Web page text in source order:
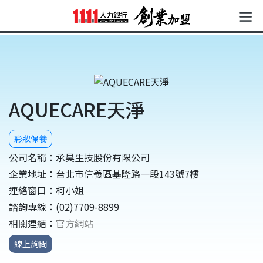
彩妝保養
公司名稱：承昊生技股份有限公司
企業地址：台北市信義區基隆路一段143號7樓
連絡窗口：柯小姐
諮詢專線：(02)7709-8899
相關連結： 官方網站
線上詢問